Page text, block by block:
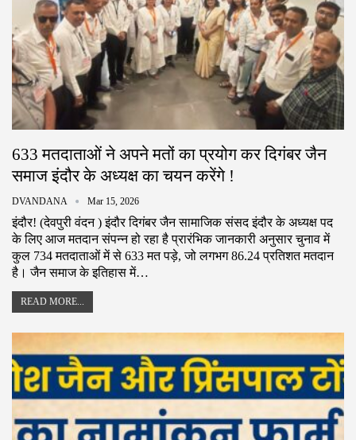
633 मतदाताओं ने अपने मतों का प्रयोग कर दिगंबर जैन
समाज इंदौर के अध्यक्ष का चयन करेंगे !
DVANDANA Mar 15, 2026
इंदौर! (देवपुरी वंदन ) इंदौर दिगंबर जैन सामाजिक संसद इंदौर के अध्यक्ष पद
के लिए आज मतदान संपन्न हो रहा‌ है प्रारंभिक जानकारी अनुसार चुनाव में
कुल 734 मतदाताओं में से 633 मत पड़े, जो लगभग 86.24 प्रतिशत मतदान
है। जैन समाज के इतिहास में…
READ MORE...